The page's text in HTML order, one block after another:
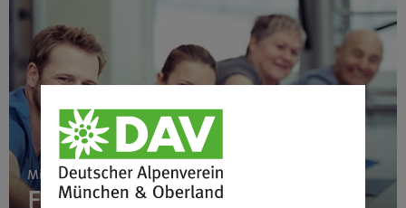
Mittwoch 19:00–20:30 Uhr
Fitnesstraining